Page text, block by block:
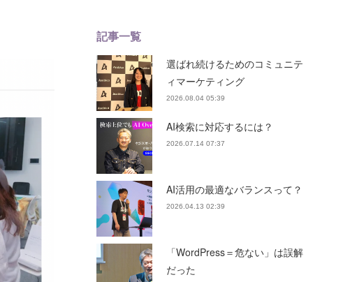
記事一覧
選ばれ続けるためのコミュニテ
ィマーケティング
2026.08.04 05:39
AI検索に対応するには？
2026.07.14 07:37
AI活用の最適なバランスって？
2026.04.13 02:39
「WordPress＝危ない」は誤解
だった